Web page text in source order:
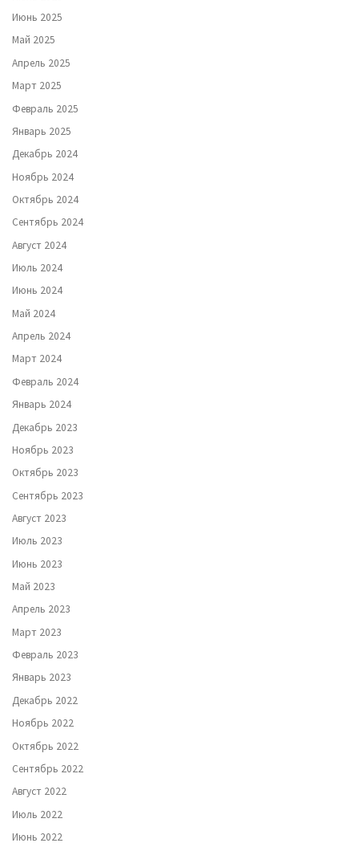
Июнь 2025
Май 2025
Апрель 2025
Март 2025
Февраль 2025
Январь 2025
Декабрь 2024
Ноябрь 2024
Октябрь 2024
Сентябрь 2024
Август 2024
Июль 2024
Июнь 2024
Май 2024
Апрель 2024
Март 2024
Февраль 2024
Январь 2024
Декабрь 2023
Ноябрь 2023
Октябрь 2023
Сентябрь 2023
Август 2023
Июль 2023
Июнь 2023
Май 2023
Апрель 2023
Март 2023
Февраль 2023
Январь 2023
Декабрь 2022
Ноябрь 2022
Октябрь 2022
Сентябрь 2022
Август 2022
Июль 2022
Июнь 2022